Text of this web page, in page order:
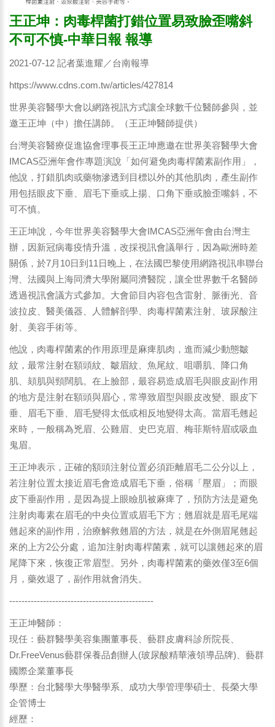
王正坤：肉毒桿菌打錯位置易致臉歪嘴斜
不可不慎-中華日報 報導
2021-07-12 記者葉進耀／台南報導
https://www.cdns.com.tw/articles/427814
世界美容醫學大會以網路視訊方式讓全球數千位醫師參與，並
邀王正坤（中）擔任講師。（王正坤醫師提供）
台灣美容醫療促進協會理事長王正坤應邀在世界美容醫學大會
IMCAS亞洲年會作專題演說「如何避免肉毒桿菌素副作用」，
他說，打錯肌肉或藥物滲透到目標以外的其他肌肉，產生副作
用包括眼皮下垂、眉毛下垂或上揚、口角下垂或臉歪嘴斜，不
可不慎。
王正坤說，今年世界美容醫學大會IMCAS亞洲年會由台灣主
辦，因新冠病毒疫情升溫，改採視訊會議舉行，因為歐洲時差
關係，於7月10日到11日晚上，在法國巴黎使用網路視訊串聯台
灣、法國與上海同濟大學附屬同濟醫院，讓全世界數千名醫師
透過視訊會議方式參加。大會節目內容包含雷射、脈衝光、音
波拉皮、醫美儀器、人體解剖學、肉毒桿菌素注射、玻尿酸注
射、美容手術等。
他說，肉毒桿菌素的作用原理是麻痺肌肉，進而減少動態皺
紋，最常注射在額頭紋、皺眉紋、魚尾紋、咀嚼肌、降口角
肌、頦肌與頸闊肌。在上臉部，最容易造成眉毛與眼皮副作用
的地方是注射在額頭與眉心，常導致眉型與眼皮改變、眼皮下
垂、眉毛下垂、眉毛變得太低或相反地變得太高。當眉毛翹起
來時，一般稱為兇眉、公雞眉、史巴克眉、梅菲斯特眉或吸血
鬼眉。
王正坤表示，正確的額頭注射位置必須距離眉毛二公分以上，
若注射位置太接近眉毛會造成眉毛下垂，俗稱「壓眉」；而眼
皮下垂副作用，是因為提上眼瞼肌被麻痺了，預防方法是避免
注射肉毒素在眉毛的中央位置或眉毛下方；翹眉就是眉毛尾端
翹起來的副作用，治療解救翹眉的方法，就是在外側眉尾翹起
來的上方2公分處，追加注射肉毒桿菌素，就可以讓翹起來的眉
尾降下來，恢復正常眉型。另外，肉毒桿菌素的藥效僅3至6個
月，藥效退了，副作用就會消失。
-----------------------------------------------
王正坤醫師：
現任：藝群醫學美容集團董事長、藝群皮膚科診所院長、
Dr.FreeVenus藝群保養品創辦人(玻尿酸精華液領導品牌)、藝群
國際企業董事長
學歷：台北醫學大學醫學系、成功大學管理學碩士、長榮大學
企管博士
經歷：